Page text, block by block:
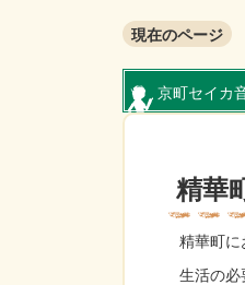
現在のページ
京町セイカ
精華
精華町に
生活の必